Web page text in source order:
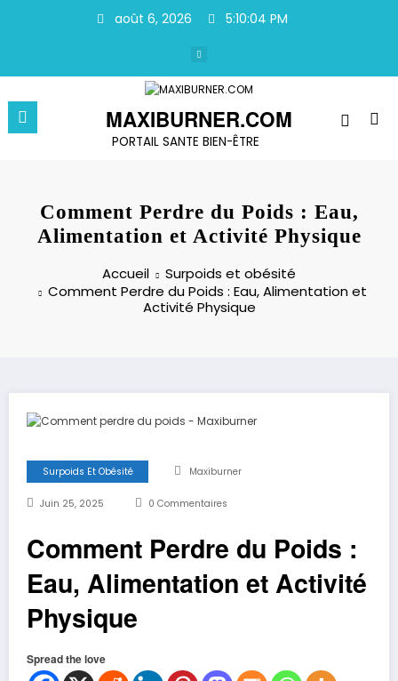
août 6, 2026 5:10:04 PM
MAXIBURNER.COM
PORTAIL SANTE BIEN-ÊTRE
Comment Perdre du Poids : Eau,
Alimentation et Activité Physique
Accueil
Surpoids et obésité
Comment Perdre du Poids : Eau, Alimentation et
Activité Physique
Surpoids Et Obésité Maxiburner
Juin 25, 2025 0 Commentaires
Comment Perdre du Poids :
Eau, Alimentation et Activité
Physique
Spread the love